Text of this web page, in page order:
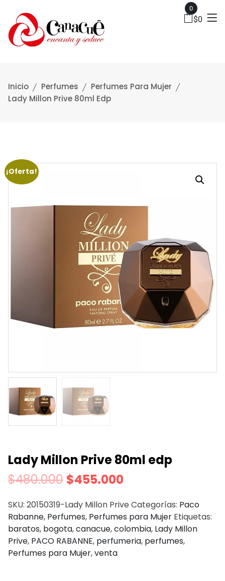
0
$0
Inicio Perfumes
Perfumes Para Mujer
Lady Millon Prive 80ml Edp
¡Oferta!
Lady Millon Prive 80ml edp
$480.000 $455.000
SKU: 20150319-Lady Millon Prive Categorías: Paco
Rabanne, Perfumes, Perfumes para Mujer Etiquetas:
baratos, bogota,canacue,colombia, Lady Millon
Prive, PACO RABANNE, perfumeria, perfumes,
Perfumes para Mujer,venta